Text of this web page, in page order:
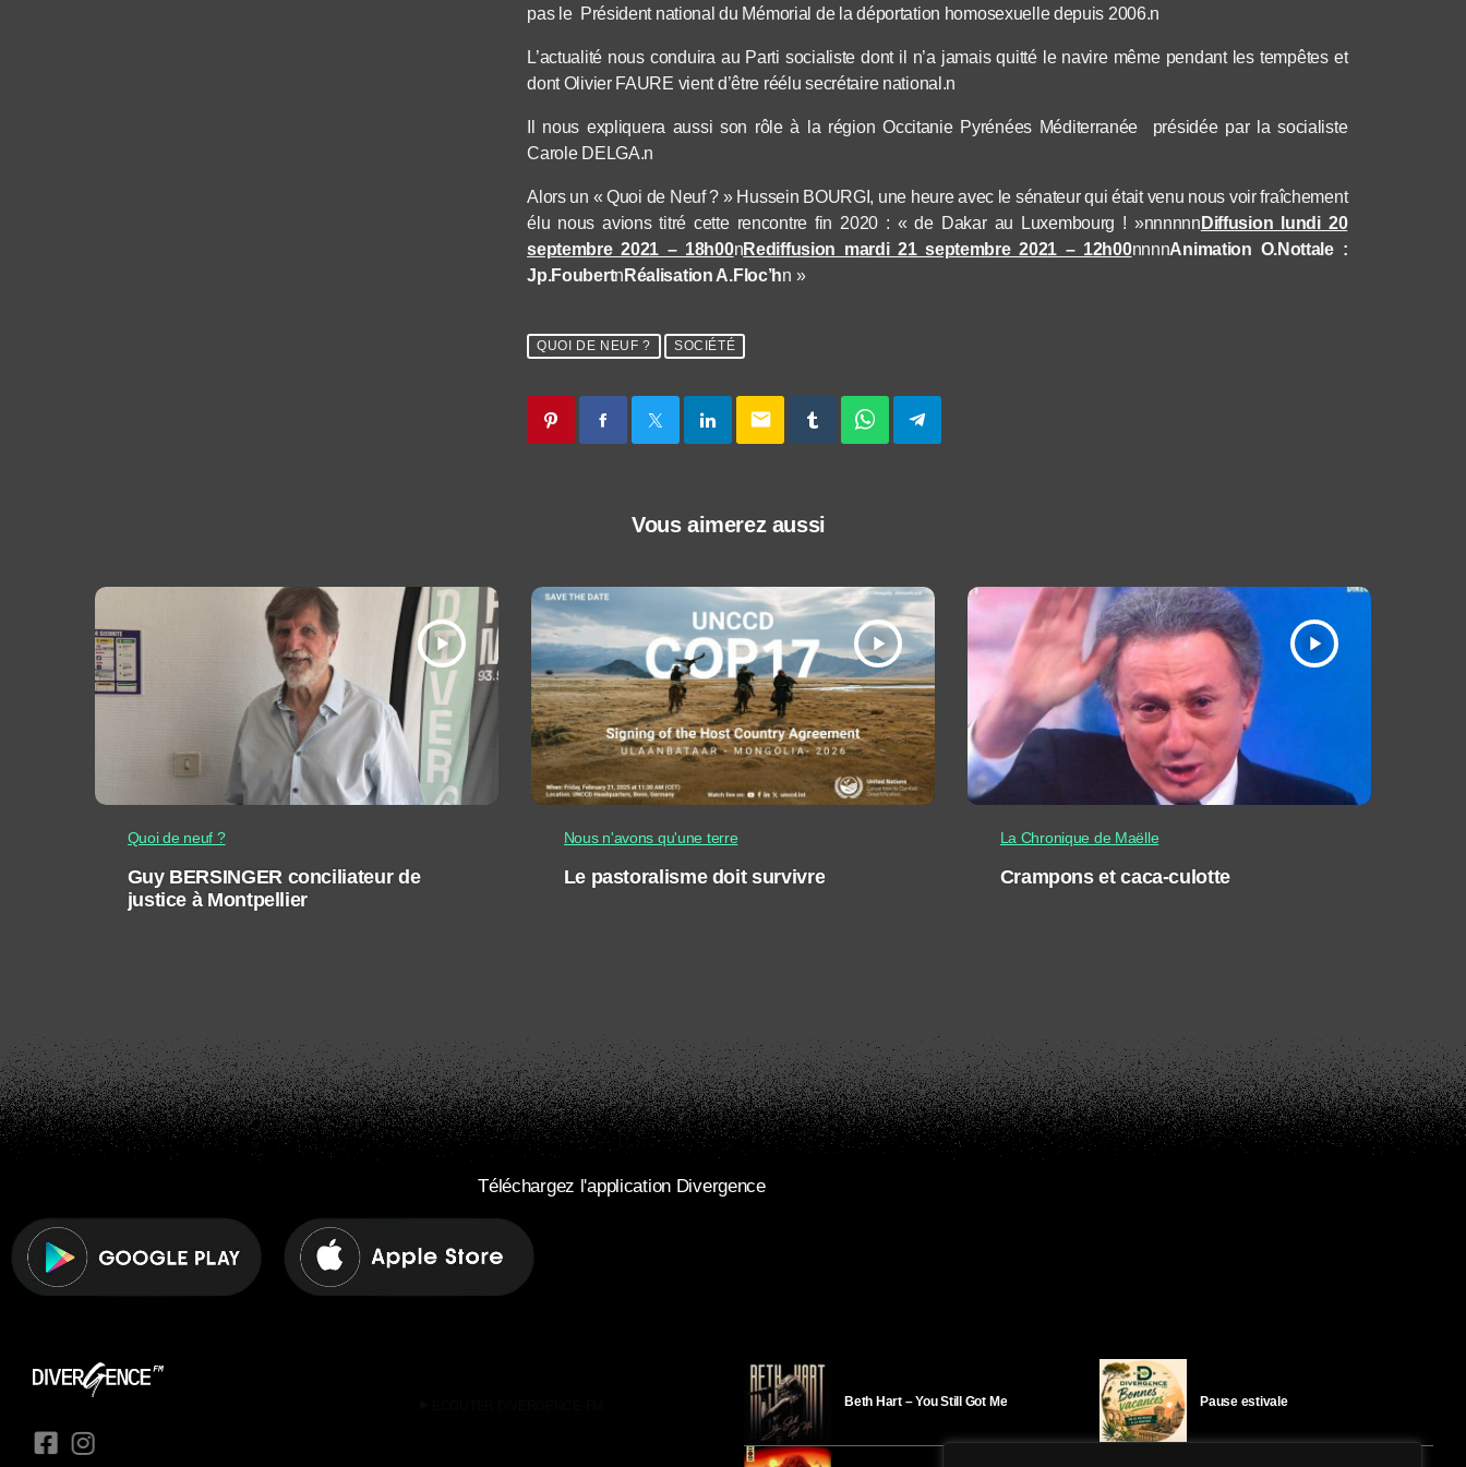
pas le Président national du Mémorial de la déportation homosexuelle depuis 2006.n
L’actualité nous conduira au Parti socialiste dont il n’a jamais quitté le navire même pendant les tempêtes et
dont Olivier FAURE vient d’être réélu secrétaire national.n
Il nous expliquera aussi son rôle à la région Occitanie Pyrénées Méditerranée présidée par la socialiste
Carole DELGA.n
Alors un « Quoi de Neuf ? » Hussein BOURGI, une heure avec le sénateur qui était venu nous voir fraîchement
élu nous avions titré cette rencontre fin 2020 : « de Dakar au Luxembourg ! »nnnnnn Diffusion lundi 20
septembre 2021 – 18h00nRediffusion mardi 21 septembre 2021 – 12h00nnnnAnimation O.Nottale :
Jp.Foubertn Réalisation A.Floc’hn »
QUOI DE NEUF ? SOCIÉTÉ
email
Vous aimerez aussi
play_arrow
Quoi de neuf ?
Guy BERSINGER conciliateur de
justice à Montpellier
play_arrow
Nous n'avons qu'une terre
Le pastoralisme doit survivre
play_arrow
La Chronique de Maëlle
Crampons et caca-culotte
Téléchargez l'application Divergence
Beth Hart – You Still Got Me Pause estivale